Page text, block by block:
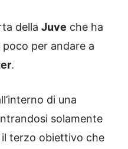
della Juve che ha
per andare a
.
di una
solamente
terzo obiettivo che